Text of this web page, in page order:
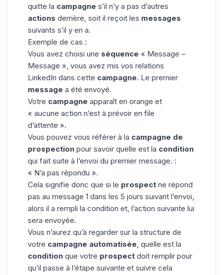
quitte la campagne s’il n’y a pas d’autres
actions derrière, soit il reçoit les messages
suivants s’il y en a.
Exemple de cas :
Vous avez choisi une séquence « Message –
Message », vous avez mis vos relations
LinkedIn dans cette campagne. Le premier
message a été envoyé.
Votre campagne apparaît en orange et
« aucune action n’est à prévoir en file
d’attente ».
Vous pouvez vous référer à la campagne de
prospection pour savoir quelle est la condition
qui fait suite à l’envoi du premier message. :
« N’a pas répondu ».
Cela signifie donc que si le prospect ne répond
pas au message 1 dans les 5 jours suivant l’envoi,
alors il a rempli la condition et, l’action suivante lui
sera envoyée.
Vous n’aurez qu’à regarder sur la structure de
votre campagne automatisée, quelle est la
condition que votre prospect doit remplir pour
qu’il passe à l’étape suivante et suivre cela